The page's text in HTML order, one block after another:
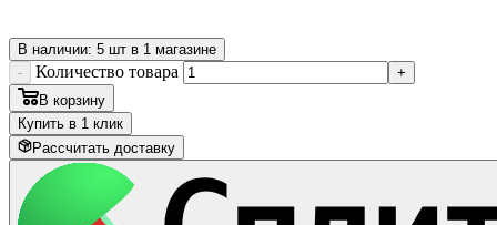
В наличии: 5 шт в 1 магазине
-
Количество товара
+
В корзину
Купить в 1 клик
Рассчитать доставку